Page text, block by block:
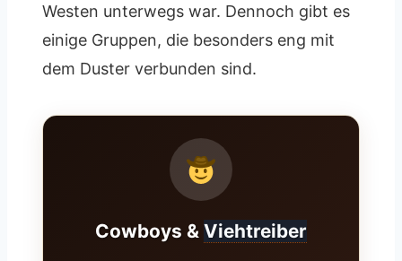
Westen unterwegs war. Dennoch gibt es
einige Gruppen, die besonders eng mit
dem Duster verbunden sind.
Cowboys & Viehtreiber